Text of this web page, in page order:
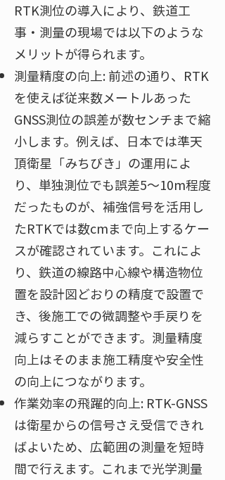
RTK測位の導入により、鉄道工
事・測量の現場では以下のような
メリットが得られます。
測量精度の向上: 前述の通り、RTK
を使えば従来数メートルあった
GNSS測位の誤差が数センチまで縮
小します。例えば、日本では準天
頂衛星「みちびき」の運用によ
り、単独測位でも誤差5～10m程度
だったものが、補強信号を活用し
たRTKでは数cmまで向上するケー
スが確認されています。これによ
り、鉄道の線路中心線や構造物位
置を設計図どおりの精度で設置で
き、後施工での微調整や手戻りを
減らすことができます。測量精度
向上はそのまま施工精度や安全性
の向上につながります。
作業効率の飛躍的向上: RTK-GNSS
は衛星からの信号さえ受信できれ
ばよいため、広範囲の測量を短時
間で行えます。これまで光学測量